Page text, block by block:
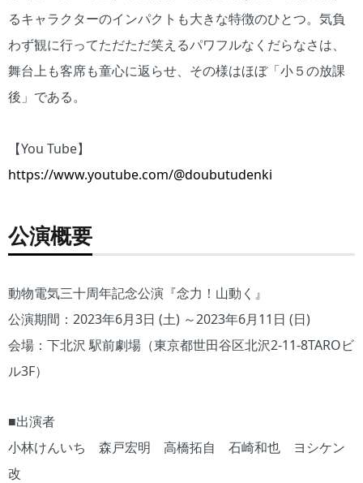
るキャラクターのインパクトも大きな特徴のひとつ。気負
わず観に行ってただただ笑えるパワフルなくだらなさは、
舞台上も客席も童心に返らせ、その様はほぼ「小５の放課
後」である。
【You Tube】
https://www.youtube.com/@doubutudenki
公演概要
動物電気三十周年記念公演『念力！山動く』
公演期間：2023年6月3日 (土) ～2023年6月11日 (日)
会場：下北沢 駅前劇場（東京都世田谷区北沢2-11-8TAROビ
ル3F）
■出演者
小林けんいち 森戸宏明 高橋拓自 石崎和也 ヨシケン
改